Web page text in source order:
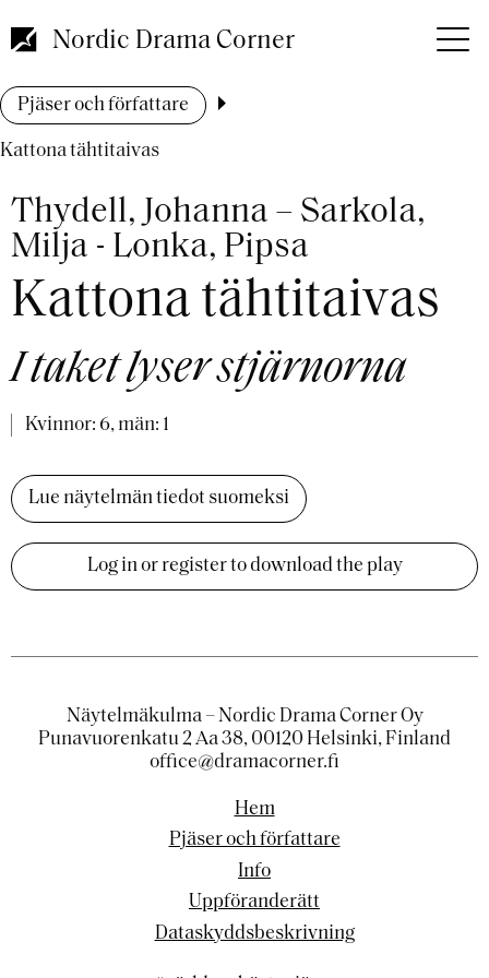
till
huvudinnehåll
Nordic Drama Corner
Länkstig
Pjäser och författare
Kattona tähtitaivas
Thydell, Johanna – Sarkola,
Milja - Lonka, Pipsa
Kattona tähtitaivas
I taket lyser stjärnorna
Kvinnor: 6, män: 1
Lue näytelmän tiedot suomeksi
Log in or register to download the play
Näytelmäkulma – Nordic Drama Corner Oy
Punavuorenkatu 2 Aa 38, 00120 Helsinki, Finland
office@dramacorner.fi
Hem
Pjäser och författare
Info
Uppföranderätt
Dataskyddsbeskrivning